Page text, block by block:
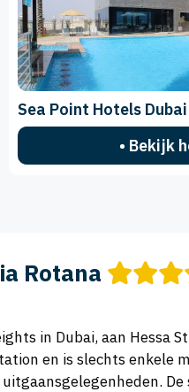
Sea Point Hotels Dubai
• Bekijk
Rotana
in Dubai, aan Hessa
en is slechts enkele